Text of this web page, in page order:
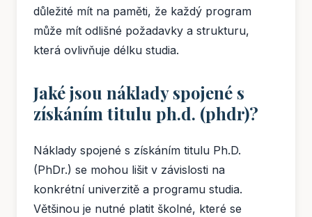
důležité mít na paměti, že každý program
může mít odlišné požadavky a strukturu,
která ovlivňuje délku studia.
Jaké jsou náklady spojené s
získáním titulu ph.d. (phdr)?
Náklady spojené s získáním titulu Ph.D.
(PhDr.) se mohou lišit v závislosti na
konkrétní univerzitě a programu studia.
Většinou je nutné platit školné, které se